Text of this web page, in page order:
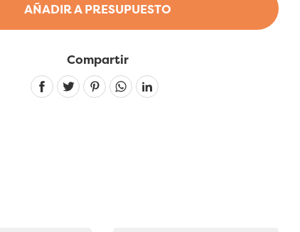
AÑADIR A PRESUPUESTO
Compartir
Linkedin